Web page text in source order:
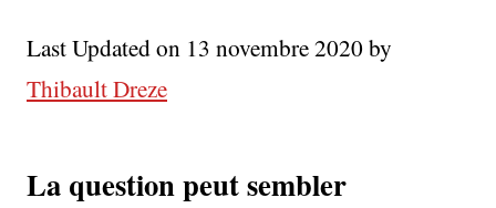
Last Updated on 13 novembre 2020 by
Thibault Dreze
La question peut sembler